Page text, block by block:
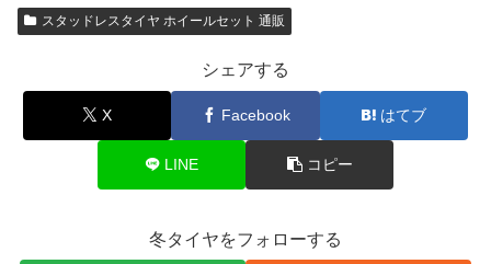
スタッドレスタイヤ ホイールセット 通販
シェアする
X Facebook はてブ
LINE コピー
冬タイヤをフォローする